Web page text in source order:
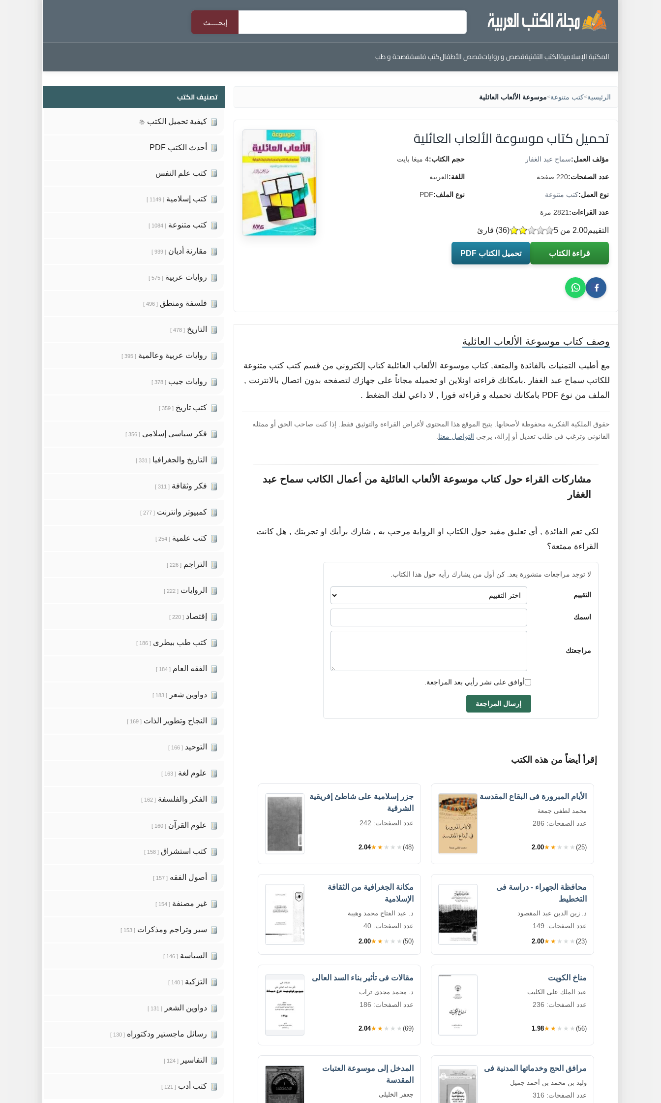
المكتبة الإسلاميةالكتب التقنيةقصص و رواياتقصص الأطفالكتب فلسفةصحة و طب
الرئيسية>كتب متنوعة>موسوعة الألعاب العائلية
تحميل كتاب موسوعة الألعاب العائلية
مؤلف العمل:سماح عبد الغفار حجم الكتاب:4 ميغا بايت
عدد الصفحات:220 صفحة اللغة:العربية
نوع العمل:كتب متنوعة نوع الملف:PDF
عدد القراءات: 2821 مرة
التقييم (
36) قارئ 2.00 من 5
قراءة الكتاب تحميل الكتاب PDF
وصف كتاب موسوعة الألعاب العائلية
مع أطيب التمنيات بالفائدة والمتعة, كتاب موسوعة الألعاب العائلية كتاب إلكتروني من قسم كتب كتب متنوعة
للكاتب سماح عبد الغفار .بامكانك قراءته اونلاين او تحميله مجاناً على جهازك لتصفحه بدون اتصال بالانترنت ,
الملف من نوع PDF بامكانك تحميله و قراءته فورا , لا داعي لفك الضغط .
حقوق الملكية الفكرية محفوظة لأصحابها. يتيح الموقع هذا المحتوى لأغراض القراءة والتوثيق فقط. إذا كنت صاحب الحق أو ممثله
القانوني وترغب في طلب تعديل أو إزالة، يرجى التواصل معنا
مشاركات القراء حول كتاب موسوعة الألعاب العائلية من أعمال الكاتب سماح عبد
الغفار
لكي تعم الفائدة , أي تعليق مفيد حول الكتاب او الرواية مرحب به , شارك برأيك او تجربتك , هل كانت
القراءة ممتعة؟
لا توجد مراجعات منشورة بعد. كن أول من يشارك رأيه حول هذا الكتاب.
التقييم
اسمك
مراجعتك
أوافق على نشر رأيي بعد المراجعة.
إرسال المراجعة
إقرأ أيضاً من هذه الكتب
الأيام المبرورة فى البقاع المقدسة
محمد لطفى جمعة
عدد الصفحات: 286
2.00★★★★★ (25)
جزر إسلامية على شاطئ إفريقية
الشرقية
عدد الصفحات: 242
2.04★★★★★ (48)
محافظة الجهراء - دراسة فى
التخطيط
د. زين الدين عبد المقصود
عدد الصفحات: 149
2.00★★★★★ (23)
مكانة الجغرافية من الثقافة
الإسلامية
د. عبد الفتاح محمد وهيبة
عدد الصفحات: 40
2.00★★★★★ (50)
مناخ الكويت
عبد الملك على الكليب
عدد الصفحات: 236
1.98★★★★★ (56)
مقالات فى تأثير بناء السد العالى
د. محمد مجدى تراب
عدد الصفحات: 186
2.04★★★★★ (69)
مرافق الحج وخدماتها المدنية فى
وليد بن محمد بن أحمد جميل
عدد الصفحات: 316
المدخل إلى موسوعة العتبات
المقدسة
جعفر الخليلى
تصنيف الكتب
كيفية تحميل الكتب 📚
أحدث الكتب PDF
كتب علم النفس
كتب إسلامية [ 1149 ]
كتب متنوعة [ 1084 ]
مقارنة أديان [ 939 ]
روايات عربية [ 575 ]
فلسفة ومنطق [ 496 ]
التاريخ [ 478 ]
روايات عربية وعالمية [ 395 ]
روايات جيب [ 378 ]
كتب تاريخ [ 359 ]
فكر سياسى إسلامى [ 356 ]
التاريخ والجغرافيا [ 331 ]
فكر وثقافة [ 311 ]
كمبيوتر وانترنت [ 277 ]
كتب علمية [ 254 ]
التراجم [ 226 ]
الروايات [ 222 ]
إقتصاد [ 220 ]
كتب طب بيطرى [ 186 ]
الفقه العام [ 184 ]
دواوين شعر [ 183 ]
النجاح وتطوير الذات [ 169 ]
التوحيد [ 166 ]
علوم لغة [ 163 ]
الفكر والفلسفة [ 162 ]
علوم القرآن [ 160 ]
كتب استشراق [ 158 ]
أصول الفقه [ 157 ]
غير مصنفة [ 154 ]
سير وتراجم ومذكرات [ 153 ]
السياسة [ 146 ]
التزكية [ 140 ]
دواوين الشعر [ 131 ]
رسائل ماجستير ودكتوراه [ 130 ]
التفاسير [ 124 ]
كتب أدب [ 121 ]